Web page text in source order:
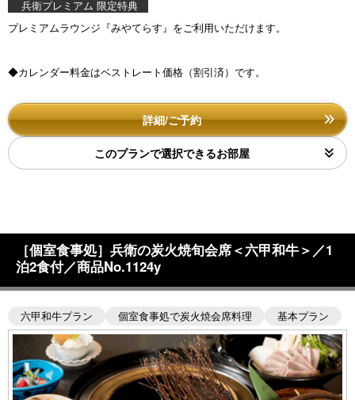
兵衛プレミアム 限定特典
プレミアムラウンジ『みやてらす』をご利用いただけます。
◆カレンダー料金はベストレート価格（割引済）です。
詳細/ご予約
このプランで選択できるお部屋
［個室食事処］兵衛の炭火焼旬会席＜六甲和牛＞／1
泊2食付／商品No.1124y
六甲和牛プラン 個室食事処で炭火焼会席料理 基本プラン